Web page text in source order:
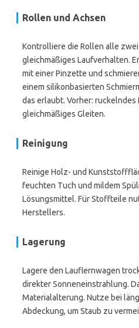
Rollen und Achsen
Kontrolliere die Rollen alle
gleichmäßiges Laufverhalten.
mit einer Pinzette und
einem silikonbasierten
das erlaubt. Vorher: ruckelndes
gleichmäßiges Gleiten.
Reinigung
Reinige Holz- und
feuchten Tuch und mildem
Lösungsmittel. Für Stoffteile
Herstellers.
Lagerung
Lagere den Lauflernwagen
direkter Sonneneinstrahlung.
Materialalterung. Nutze bei
Abdeckung, um Staub zu